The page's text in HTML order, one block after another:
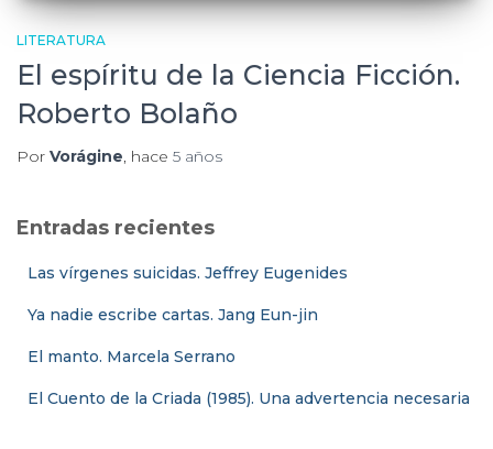
LITERATURA
El espíritu de la Ciencia Ficción.
Roberto Bolaño
Por Vorágine, hace 5 años
Entradas recientes
Las vírgenes suicidas. Jeffrey Eugenides
Ya nadie escribe cartas. Jang Eun-jin
El manto. Marcela Serrano
El Cuento de la Criada (1985). Una advertencia necesaria